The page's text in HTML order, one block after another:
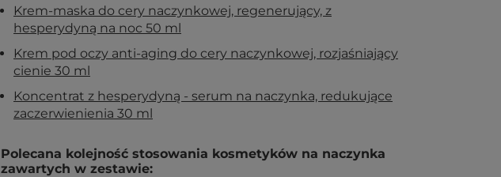
Krem-maska do cery naczynkowej, regenerujący, z
hesperydyną na noc 50 ml
Krem pod oczy anti-aging do cery naczynkowej, rozjaśniający
cienie 30 ml
Koncentrat z hesperydyną - serum na naczynka, redukujące
zaczerwienienia 30 ml
Polecana kolejność stosowania kosmetyków na naczynka
zawartych w zestawie: